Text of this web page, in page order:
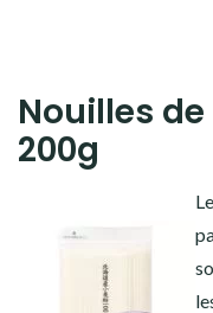
Nouilles
200g